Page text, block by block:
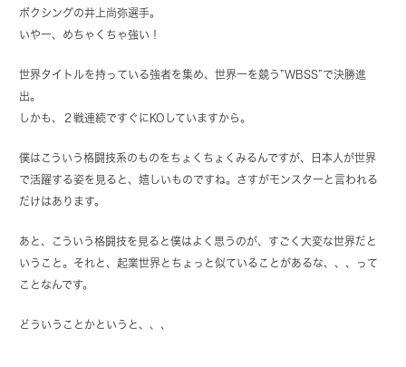
ボクシングの井上尚弥選手。
いやー、めちゃくちゃ強い！
世界タイトルを持っている強者を集め、世界一を競う”WBSS”で決勝進
出。
しかも、２戦連続ですぐにKOしていますから。
僕はこういう格闘技系のものをちょくちょくみるんですが、日本人が世界
で活躍する姿を見ると、嬉しいものですね。さすがモンスターと言われる
だけはあります。
あと、こういう格闘技を見ると僕はよく思うのが、すごく大変な世界だと
いうこと。それと、起業世界とちょっと似ていることがあるな、、、って
ことなんです。
どういうことかというと、、、